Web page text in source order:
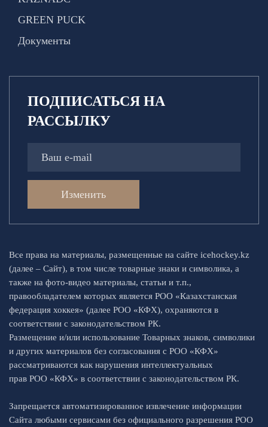
GREEN PUCK
Документы
ПОДПИСАТЬСЯ НА
РАССЫЛКУ
Изменить
Все права на материалы, размещенные на сайте icehockey.kz
(далее – Сайт), в том числе товарные знаки и символика, а
также на фото-видео материалы, статьи и т.п.,
правообладателем которых является РОО «Казахстанская
федерация хоккея» (далее РОО «КФХ), охраняются в
соответствии с законодательством РК.
Размещение и/или использование Товарных знаков, символики
и других материалов без согласования с РОО «КФХ»
рассматриваются как нарушения интеллектуальных
прав РОО «КФХ» в соответствии с законодательством РК.
Запрещается автоматизированное извлечение информации
Сайта любыми сервисами без официального разрешения РОО